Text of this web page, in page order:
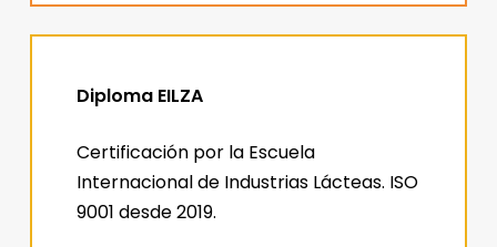
Diploma EILZA
Certificación por la Escuela
Internacional de Industrias Lácteas. ISO
9001 desde 2019.